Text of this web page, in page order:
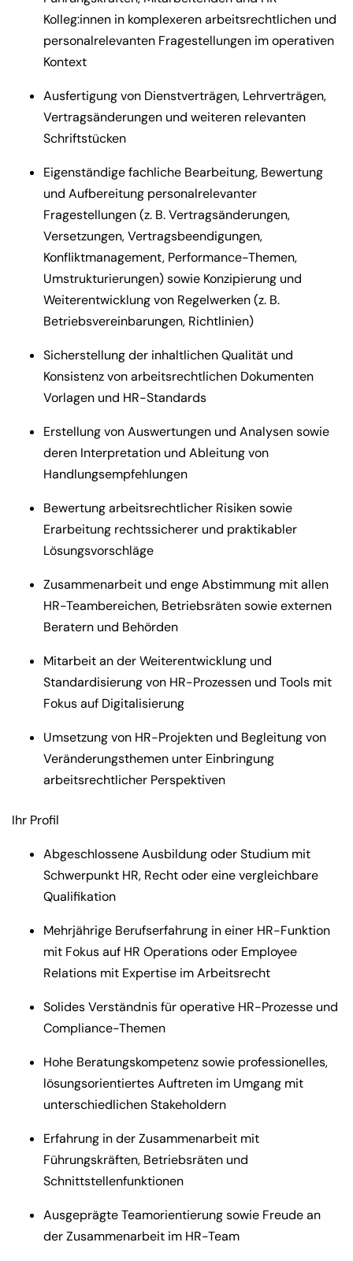
Kolleg:innen in komplexeren arbeitsrechtlichen und
personalrelevanten Fragestellungen im operativen
Kontext
Ausfertigung von Dienstverträgen, Lehrverträgen,
Vertragsänderungen und weiteren relevanten
Schriftstücken
Eigenständige fachliche Bearbeitung, Bewertung
und Aufbereitung personalrelevanter
Fragestellungen (z. B. Vertragsänderungen,
Versetzungen, Vertragsbeendigungen,
Konfliktmanagement, Performance-Themen,
Umstrukturierungen) sowie Konzipierung und
Weiterentwicklung von Regelwerken (z. B.
Betriebsvereinbarungen, Richtlinien)
Sicherstellung der inhaltlichen Qualität und
Konsistenz von arbeitsrechtlichen Dokumenten
Vorlagen und HR-Standards
Erstellung von Auswertungen und Analysen sowie
deren Interpretation und Ableitung von
Handlungsempfehlungen
Bewertung arbeitsrechtlicher Risiken sowie
Erarbeitung rechtssicherer und praktikabler
Lösungsvorschläge
Zusammenarbeit und enge Abstimmung mit allen
HR-Teambereichen, Betriebsräten sowie externen
Beratern und Behörden
Mitarbeit an der Weiterentwicklung und
Standardisierung von HR-Prozessen und Tools mit
Fokus auf Digitalisierung
Umsetzung von HR-Projekten und Begleitung von
Veränderungsthemen unter Einbringung
arbeitsrechtlicher Perspektiven
Ihr Profil
Abgeschlossene Ausbildung oder Studium mit
Schwerpunkt HR, Recht oder eine vergleichbare
Qualifikation
Mehrjährige Berufserfahrung in einer HR-Funktion
mit Fokus auf HR Operations oder Employee
Relations mit Expertise im Arbeitsrecht
Solides Verständnis für operative HR-Prozesse und
Compliance-Themen
Hohe Beratungskompetenz sowie professionelles,
lösungsorientiertes Auftreten im Umgang mit
unterschiedlichen Stakeholdern
Erfahrung in der Zusammenarbeit mit
Führungskräften, Betriebsräten und
Schnittstellenfunktionen
Ausgeprägte Teamorientierung sowie Freude an
der Zusammenarbeit im HR-Team